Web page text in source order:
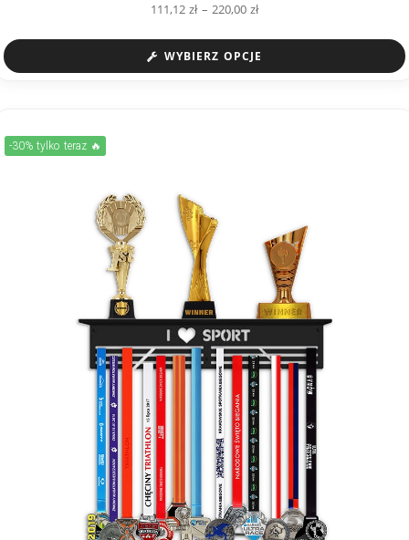
111,12zł – 220,00zł
WYBIERZ OPCJE
-30% tylko teraz 🔥